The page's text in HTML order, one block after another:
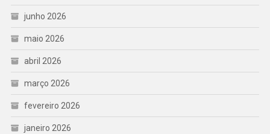
junho 2026
maio 2026
abril 2026
março 2026
fevereiro 2026
janeiro 2026